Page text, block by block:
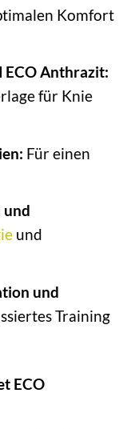
Komfort
Anthrazit:
für Knie
Für einen
und
und
und
Training
ECO